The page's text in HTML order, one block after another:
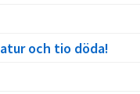
och tio döda!